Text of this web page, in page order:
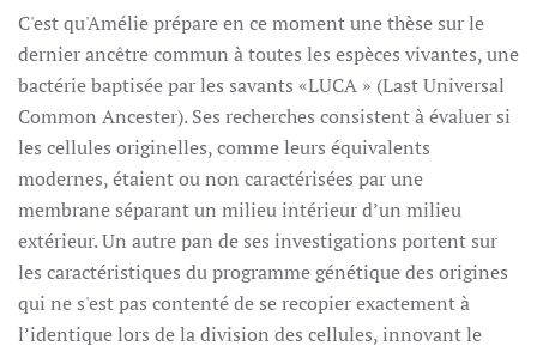
C'est qu'Amélie prépare en ce moment une thèse sur le
dernier ancêtre commun à toutes les espèces vivantes, une
bactérie baptisée par les savants «LUCA » (Last Universal
Common Ancester). Ses recherches consistent à évaluer si
les cellules originelles, comme leurs équivalents
modernes, étaient ou non caractérisées par une
membrane séparant un milieu intérieur d’un milieu
extérieur. Un autre pan de ses investigations portent sur
les caractéristiques du programme génétique des origines
qui ne s'est pas contenté de se recopier exactement à
l’identique lors de la division des cellules, innovant le